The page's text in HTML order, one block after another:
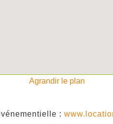
Agrandir le plan
: